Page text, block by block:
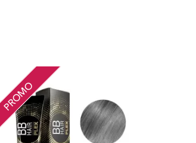
PROMO